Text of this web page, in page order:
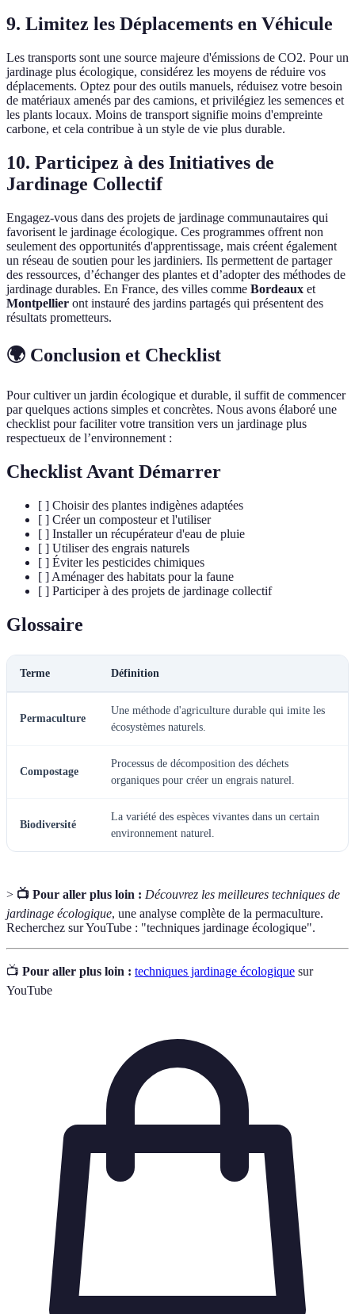
9. Limitez les Déplacements en Véhicule
Les transports sont une source majeure d'émissions de CO2. Pour un
jardinage plus écologique, considérez les moyens de réduire vos
déplacements. Optez pour des outils manuels, réduisez votre besoin
de matériaux amenés par des camions, et privilégiez les semences et
les plants locaux. Moins de transport signifie moins d'empreinte
carbone, et cela contribue à un style de vie plus durable.
10. Participez à des Initiatives de
Jardinage Collectif
Engagez-vous dans des projets de jardinage communautaires qui
favorisent le jardinage écologique. Ces programmes offrent non
seulement des opportunités d'apprentissage, mais créent également
un réseau de soutien pour les jardiniers. Ils permettent de partager
des ressources, d’échanger des plantes et d’adopter des méthodes de
jardinage durables. En France, des villes comme Bordeaux et
Montpellier ont instauré des jardins partagés qui présentent des
résultats prometteurs.
🌍 Conclusion et Checklist
Pour cultiver un jardin écologique et durable, il suffit de commencer
par quelques actions simples et concrètes. Nous avons élaboré une
checklist pour faciliter votre transition vers un jardinage plus
respectueux de l’environnement :
Checklist Avant Démarrer
[ ] Choisir des plantes indigènes adaptées
[ ] Créer un composteur et l'utiliser
[ ] Installer un récupérateur d'eau de pluie
[ ] Utiliser des engrais naturels
[ ] Éviter les pesticides chimiques
[ ] Aménager des habitats pour la faune
[ ] Participer à des projets de jardinage collectif
Glossaire
Terme Définition
Permaculture
Une méthode d'agriculture durable qui imite les
écosystèmes naturels.
Compostage
Processus de décomposition des déchets
organiques pour créer un engrais naturel.
Biodiversité
La variété des espèces vivantes dans un certain
environnement naturel.
> 📺 Pour aller plus loin : Découvrez les meilleures techniques de
jardinage écologique, une analyse complète de la permaculture.
Recherchez sur YouTube : "techniques jardinage écologique".
📺 Pour aller plus loin : techniques jardinage écologique sur
YouTube